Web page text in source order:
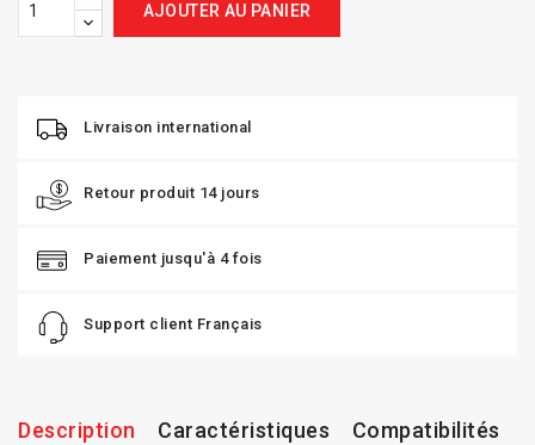
AJOUTER AU PANIER
Livraison international
Retour produit 14 jours
Paiement jusqu'à 4 fois
Support client Français
Description Caractéristiques Compatibilités